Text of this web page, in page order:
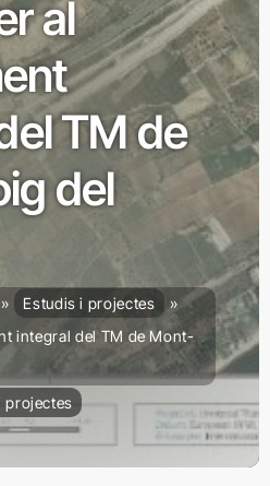
al
TM de
del
Estudis i projectes
integral del TM de Mont-
projectes